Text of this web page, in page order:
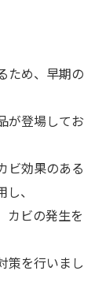
ため、早期の
が登場してお
ビ効果のある
、
カビの発生を
策を行いまし